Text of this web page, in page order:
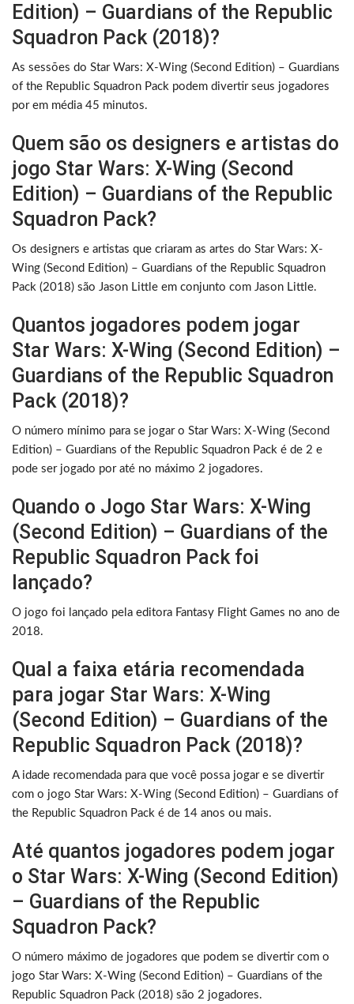
Edition) – Guardians of the Republic
Squadron Pack (2018)?
As sessões do Star Wars: X-Wing (Second Edition) – Guardians
of the Republic Squadron Pack podem divertir seus jogadores
por em média 45 minutos.
Quem são os designers e artistas do
jogo Star Wars: X-Wing (Second
Edition) – Guardians of the Republic
Squadron Pack?
Os designers e artistas que criaram as artes do Star Wars: X-
Wing (Second Edition) – Guardians of the Republic Squadron
Pack (2018) são Jason Little em conjunto com Jason Little.
Quantos jogadores podem jogar
Star Wars: X-Wing (Second Edition) –
Guardians of the Republic Squadron
Pack (2018)?
O número mínimo para se jogar o Star Wars: X-Wing (Second
Edition) – Guardians of the Republic Squadron Pack é de 2 e
pode ser jogado por até no máximo 2 jogadores.
Quando o Jogo Star Wars: X-Wing
(Second Edition) – Guardians of the
Republic Squadron Pack foi
lançado?
O jogo foi lançado pela editora Fantasy Flight Games no ano de
2018.
Qual a faixa etária recomendada
para jogar Star Wars: X-Wing
(Second Edition) – Guardians of the
Republic Squadron Pack (2018)?
A idade recomendada para que você possa jogar e se divertir
com o jogo Star Wars: X-Wing (Second Edition) – Guardians of
the Republic Squadron Pack é de 14 anos ou mais.
Até quantos jogadores podem jogar
o Star Wars: X-Wing (Second Edition)
– Guardians of the Republic
Squadron Pack?
O número máximo de jogadores que podem se divertir com o
jogo Star Wars: X-Wing (Second Edition) – Guardians of the
Republic Squadron Pack (2018) são 2 jogadores.